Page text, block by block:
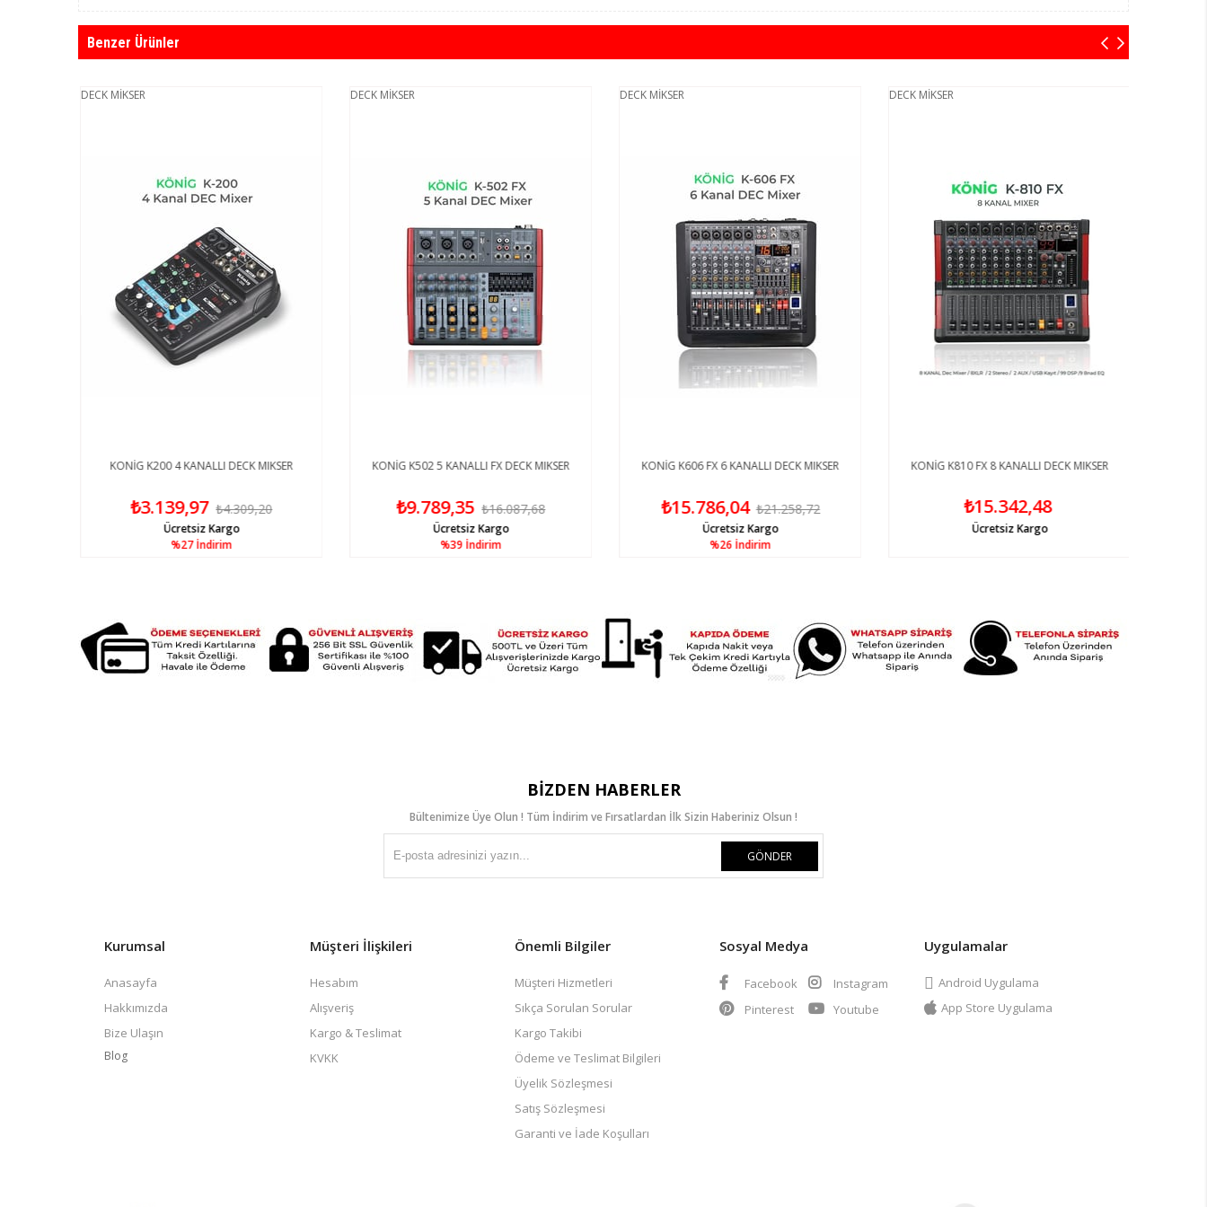
Benzer Ürünler
DECK MİKSER
KONİG K200 4 KANALLI DECK MIKSER
₺3.139,97 ₺4.309,20
%27 İndirim
Ücretsiz Kargo
DECK MİKSER
KONİG K502 5 KANALLI FX DECK MIKSER
₺9.789,35 ₺16.087,68
%39 İndirim
Ücretsiz Kargo
DECK MİKSER
KONİG K606 FX 6 KANALLI DECK MIKSER
₺15.786,04 ₺21.258,72
%26 İndirim
Ücretsiz Kargo
DECK MİKSER
KONİG K810 FX 8 KANALLI DECK MIKSER
₺15.342,48
Ücretsiz Kargo
BIZDEN HABERLER
Bültenimize Üye Olun ! Tüm İndirim ve Fırsatlardan İlk Sizin Haberiniz Olsun !
GÖNDER
Kurumsal
Anasayfa
Hakkımızda
Bize Ulaşın
Blog
Müşteri İlişkileri
Hesabım
Alışveriş
Kargo & Teslimat
KVKK
Önemli Bilgiler
Müşteri Hizmetleri
Sıkça Sorulan Sorular
Kargo Takibi
Ödeme ve Teslimat Bilgileri
Üyelik Sözleşmesi
Satış Sözleşmesi
Garanti ve İade Koşulları
Sosyal Medya
Facebook
Instagram
Pinterest
Youtube
Uygulamalar
Android Uygulama
App Store Uygulama